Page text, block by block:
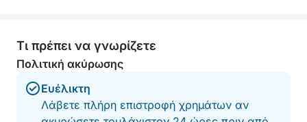
ΤΟ ΚΟΣΤΟΣ ΚΑΥΣΙΜΩΝ ΓΙΑ ΑΥΤΗΝ ΤΗΝ ΕΜΠΕΙΡΙΑ
ΕΙΝΑΙ 100€
Τι πρέπει να γνωρίζετε
Πολιτική ακύρωσης
Ευέλικτη
Λάβετε πλήρη επιστροφή χρημάτων αν